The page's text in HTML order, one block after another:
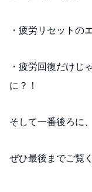
・疲労リセットの
・疲労回復だけじ
に？！
そして一番後ろに、
ぜひ最後までご覧